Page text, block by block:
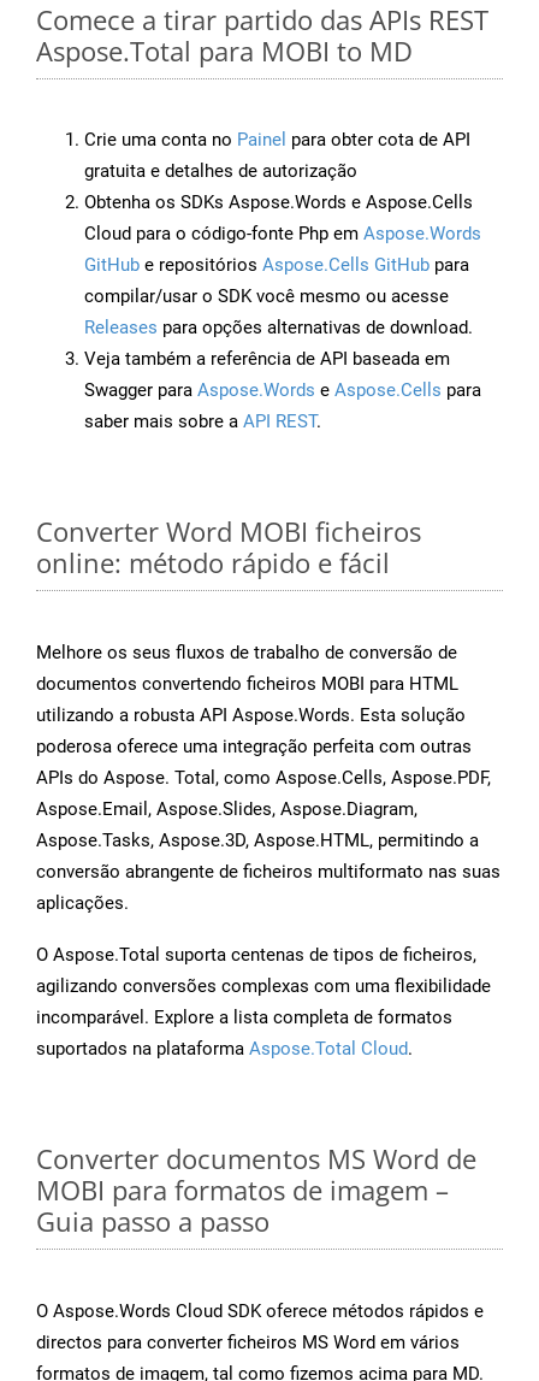
Comece a tirar partido das APIs REST
Aspose.Total para MOBI to MD
Crie uma conta no Painel para obter cota de API
gratuita e detalhes de autorização
Obtenha os SDKs Aspose.Words e Aspose.Cells
Cloud para o código-fonte Php em Aspose.Words
GitHub e repositórios Aspose.Cells GitHub para
compilar/usar o SDK você mesmo ou acesse
Releases para opções alternativas de download.
Veja também a referência de API baseada em
Swagger para Aspose.Words e Aspose.Cells para
saber mais sobre a API REST.
Converter Word MOBI ficheiros
online: método rápido e fácil
Melhore os seus fluxos de trabalho de conversão de
documentos convertendo ficheiros MOBI para HTML
utilizando a robusta API Aspose.Words. Esta solução
poderosa oferece uma integração perfeita com outras
APIs do Aspose. Total, como Aspose.Cells, Aspose.PDF,
Aspose.Email, Aspose.Slides, Aspose.Diagram,
Aspose.Tasks, Aspose.3D, Aspose.HTML, permitindo a
conversão abrangente de ficheiros multiformato nas suas
aplicações.
O Aspose.Total suporta centenas de tipos de ficheiros,
agilizando conversões complexas com uma flexibilidade
incomparável. Explore a lista completa de formatos
suportados na plataforma Aspose.Total Cloud.
Converter documentos MS Word de
MOBI para formatos de imagem –
Guia passo a passo
O Aspose.Words Cloud SDK oferece métodos rápidos e
directos para converter ficheiros MS Word em vários
formatos de imagem, tal como fizemos acima para MD.